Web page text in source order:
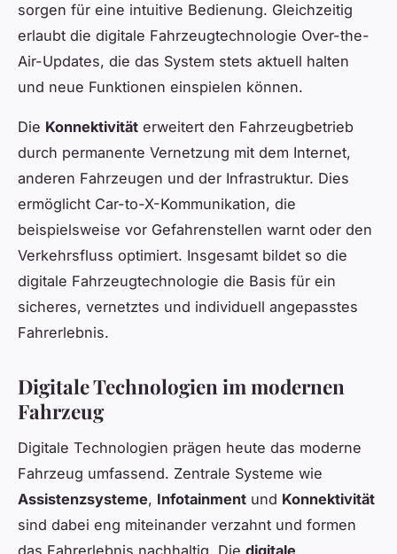
sorgen für eine intuitive Bedienung. Gleichzeitig
erlaubt die digitale Fahrzeugtechnologie Over-the-
Air-Updates, die das System stets aktuell halten
und neue Funktionen einspielen können.
Die Konnektivität erweitert den Fahrzeugbetrieb
durch permanente Vernetzung mit dem Internet,
anderen Fahrzeugen und der Infrastruktur. Dies
ermöglicht Car-to-X-Kommunikation, die
beispielsweise vor Gefahrenstellen warnt oder den
Verkehrsfluss optimiert. Insgesamt bildet so die
digitale Fahrzeugtechnologie die Basis für ein
sicheres, vernetztes und individuell angepasstes
Fahrerlebnis.
Digitale Technologien im modernen
Fahrzeug
Digitale Technologien prägen heute das moderne
Fahrzeug umfassend. Zentrale Systeme wie
Assistenzsysteme, Infotainment und Konnektivität
sind dabei eng miteinander verzahnt und formen